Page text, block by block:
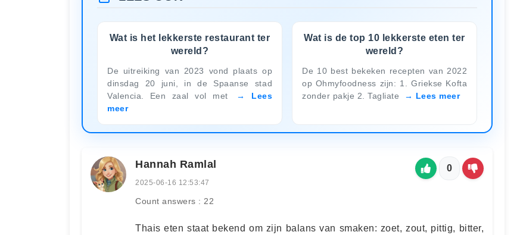
Wat is het lekkerste restaurant ter
wereld?
De uitreiking van 2023 vond plaats op
dinsdag 20 juni, in de Spaanse stad
Valencia. Een zaal vol met
Lees
meer
Wat is de top 10 lekkerste eten ter
wereld?
De 10 best bekeken recepten van 2022
op Ohmyfoodness zijn: 1. Griekse Kofta
zonder pakje 2. Tagliate
Lees meer
Hannah Ramlal
2025-06-16 12:53:47
Count answers : 22
0
Thais eten staat bekend om zijn balans van smaken: zoet, zout, pittig, bitter,